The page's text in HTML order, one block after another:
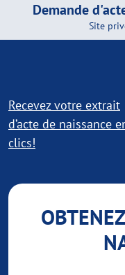
Demande
Site
Recevez votre extrait
d’acte de naissance
clics!